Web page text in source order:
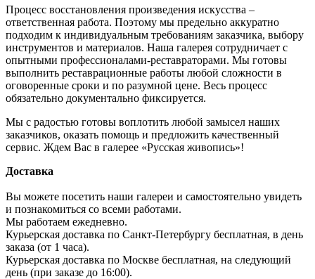
Процесс восстановления произведения искусства –
ответственная работа. Поэтому мы предельно аккуратно
подходим к индивидуальным требованиям заказчика, выбору
инструментов и материалов. Наша галерея сотрудничает с
опытными профессионалами-реставраторами. Мы готовы
выполнить реставрационные работы любой сложности в
оговоренные сроки и по разумной цене. Весь процесс
обязательно документально фиксируется.
Мы с радостью готовы воплотить любой замысел наших
заказчиков, оказать помощь и предложить качественный
сервис. Ждем Вас в галерее «Русская живопись»!
Доставка
Вы можете посетить наши галереи и самостоятельно увидеть
и познакомиться со всеми работами.
Мы работаем ежедневно.
Курьерская доставка по Санкт-Петербургу бесплатная, в день
заказа (от 1 часа).
Курьерская доставка по Москве бесплатная, на следующий
день (при заказе до 16:00).